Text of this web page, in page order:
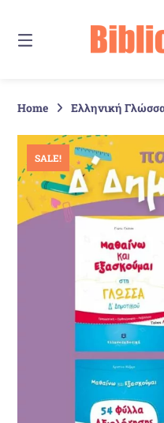
Inhalt
Home Ελληνική
SALE!